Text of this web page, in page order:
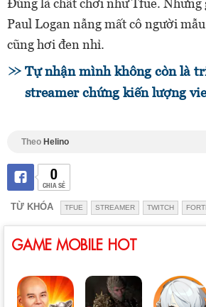
Đúng là chất chơi như Tfue. Nhưng
Paul Logan nẫng mất cô người
cũng hơi đen nhỉ.
Tự nhận mình không còn là
streamer chứng kiến lượng
Theo Helino
0
CHIA SẺ
TỪ KHÓA TFUE STREAMER TWITCH
GAME MOBILE HOT